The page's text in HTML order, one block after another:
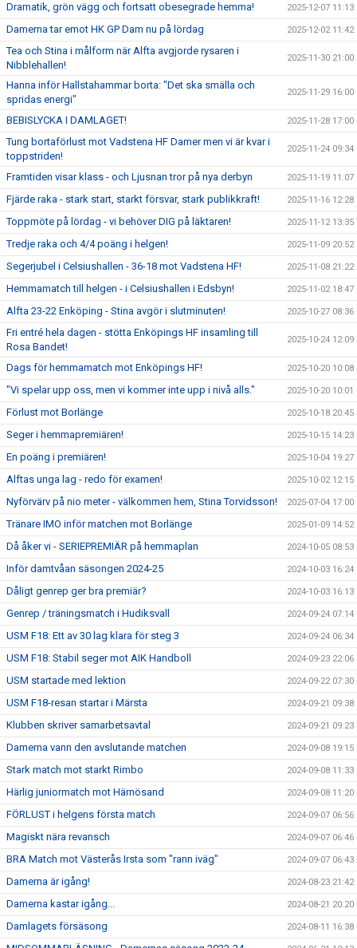
Dramatik, grön vägg och fortsatt obesegrade hemma! 2025-12-07 11:13
Damerna tar emot HK GP Dam nu på lördag 2025-12-02 11:42
Tea och Stina i målform när Alfta avgjorde rysaren i
Nibblehallen!
2025-11-30 21:00
Hanna inför Hallstahammar borta: "Det ska smälla och
spridas energi"
2025-11-29 16:00
BEBISLYCKA I DAMLAGET! 2025-11-28 17:00
Tung bortaförlust mot Vadstena HF Damer men vi är kvar i
toppstriden!
2025-11-24 09:34
Framtiden visar klass - och Ljusnan tror på nya derbyn 2025-11-19 11:07
Fjärde raka - stark start, starkt försvar, stark publikkraft! 2025-11-16 12:28
Toppmöte på lördag - vi behöver DIG på läktaren! 2025-11-12 13:35
Tredje raka och 4/4 poäng i helgen! 2025-11-09 20:52
Segerjubel i Celsiushallen - 36-18 mot Vadstena HF! 2025-11-08 21:22
Hemmamatch till helgen - i Celsiushallen i Edsbyn! 2025-11-02 18:47
Alfta 23-22 Enköping - Stina avgör i slutminuten! 2025-10-27 08:36
Fri entré hela dagen - stötta Enköpings HF insamling till
Rosa Bandet!
2025-10-24 12:09
Dags för hemmamatch mot Enköpings HF! 2025-10-20 10:08
"Vi spelar upp oss, men vi kommer inte upp i nivå alls." 2025-10-20 10:01
Förlust mot Borlänge 2025-10-18 20:45
Seger i hemmapremiären! 2025-10-15 14:23
En poäng i premiären! 2025-10-04 19:27
Alftas unga lag - redo för examen! 2025-10-02 12:15
Nyförvärv på nio meter - välkommen hem, Stina Torvidsson! 2025-07-04 17:00
Tränare IMO inför matchen mot Borlänge 2025-01-09 14:52
Då åker vi - SERIEPREMIÄR på hemmaplan 2024-10-05 08:53
Inför damtvåan säsongen 2024-25 2024-10-03 16:24
Dåligt genrep ger bra premiär? 2024-10-03 16:13
Genrep / träningsmatch i Hudiksvall 2024-09-24 07:14
USM F18: Ett av 30 lag klara för steg 3 2024-09-24 06:34
USM F18: Stabil seger mot AIK Handboll 2024-09-23 22:06
USM startade med lektion 2024-09-22 07:30
USM F18-resan startar i Märsta 2024-09-21 09:38
Klubben skriver samarbetsavtal 2024-09-21 09:23
Damerna vann den avslutande matchen 2024-09-08 19:15
Stark match mot starkt Rimbo 2024-09-08 11:33
Härlig juniormatch mot Härnösand 2024-09-08 11:20
FÖRLUST i helgens första match 2024-09-07 06:56
Magiskt nära revansch 2024-09-07 06:46
BRA Match mot Västerås Irsta som "rann iväg" 2024-09-07 06:43
Damerna är igång! 2024-08-23 21:42
Damerna kastar igång... 2024-08-21 20:20
Damlagets försäsong 2024-08-11 16:38